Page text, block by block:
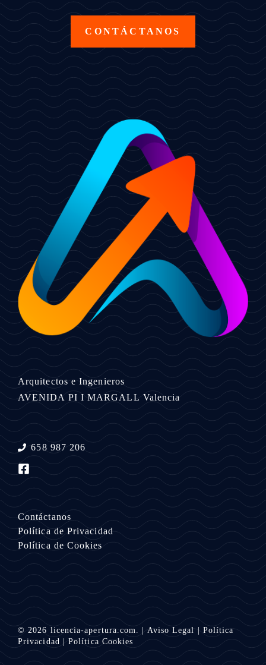
CONTÁCTANOS
Arquitectos e Ingenieros
AVENIDA PI I MARGALL Valencia
658 987 206
Contáctanos
Política de Privacidad
Política de Cookies
© 2026 licencia-apertura.com. Aviso Legal
Política
Privacidad |Política Cookies